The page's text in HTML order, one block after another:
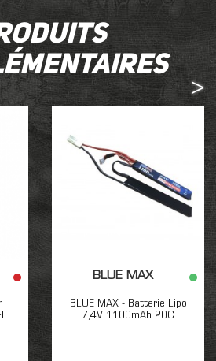
BLUE MAX
BLUE MAX - Batterie Lipo
7,4V 1100mAh 20C